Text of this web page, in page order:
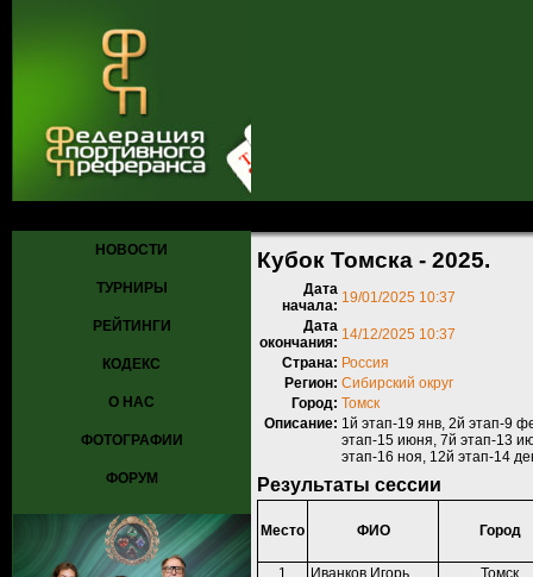
НОВОСТИ
ТУРНИРЫ
РЕЙТИНГИ
КОДЕКС
О НАС
ФОТОГРАФИИ
ФОРУМ
Кубок Томска - 2025.
Дата
начала: 19/01/2025 10:37
Дата
окончания: 14/12/2025 10:37
Страна: Россия
Регион: Сибирский округ
Город: Томск
Описание: 1й этап-19 янв, 2й этап-9
этап-15 июня, 7й этап-13
этап-16 ноя, 12й этап-14
Результаты сессии
Место ФИО Город
1 Иванков Игорь
Томск